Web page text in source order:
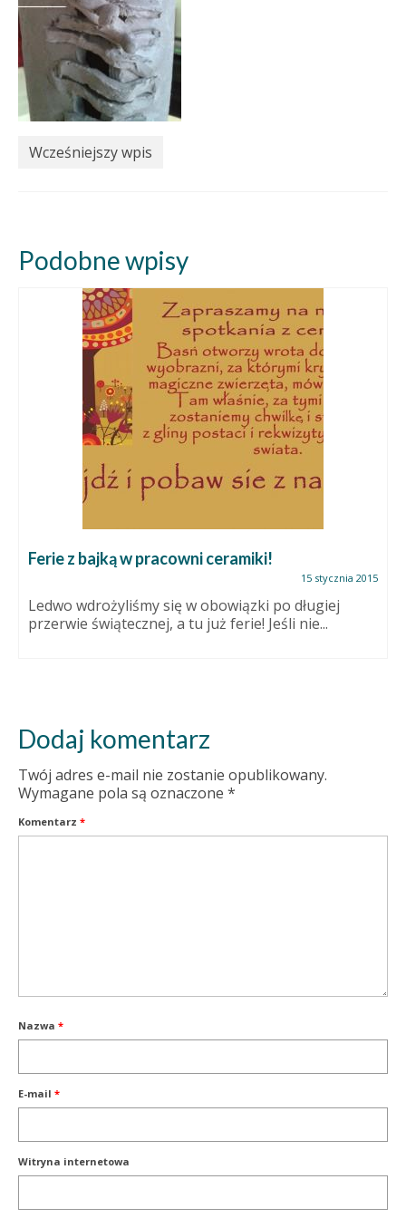
Wcześniejszy wpis
Podobne wpisy
Ferie z bajką w pracowni ceramiki!
15 stycznia 2015
Ledwo wdrożyliśmy się w obowiązki po długiej
przerwie świątecznej, a tu już ferie! Jeśli nie...
Dodaj komentarz
Twój adres e-mail nie zostanie opublikowany.
Wymagane pola są oznaczone *
Komentarz *
Nazwa *
E-mail *
Witryna internetowa